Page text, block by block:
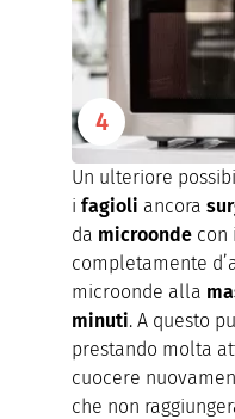
Un ulteriore
i fagioli ancora
da microonde con
completamente
microonde alla
minuti. A questo
prestando molta
cuocere
che non